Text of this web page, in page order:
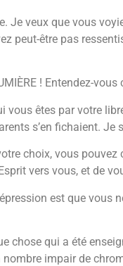
Je veux que vous
peut-être pas
! Entendez-
êtes par votre
s’en fichaient. Je
choix, vous pouvez
vers vous, et de
est que
qui a été
impair de